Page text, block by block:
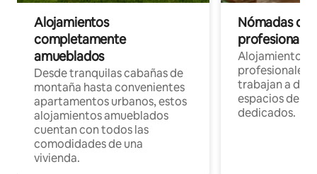
Alojamientos
completamente
amueblados
Desde tranquilas cabañas de
montaña hasta convenientes
apartamentos urbanos, estos
alojamientos amueblados
cuentan con todos las
comodidades de una
vivienda.
Nómadas
Alojamientos
profesionales
trabajan a
espacios de
dedicados.